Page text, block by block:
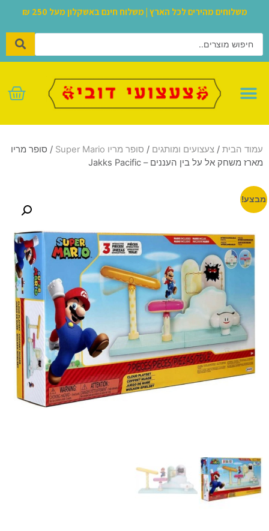
משלוחים מהירים לכל הארץ | משלוח חינם באשקלון מעל 250 ₪
עמוד הבית / צעצועים ומותגים / סופר מריו Super Mario
/ סופר מריו
מארז משחק אל על בין העננים – Jakks Pacific
מבצע!